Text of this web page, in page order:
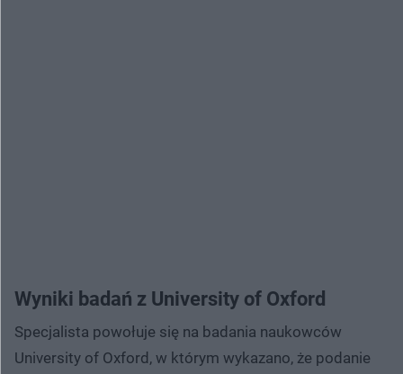
Wyniki badań z University of Oxford
Specjalista powołuje się na badania naukowców
University of Oxford, w którym wykazano, że podanie